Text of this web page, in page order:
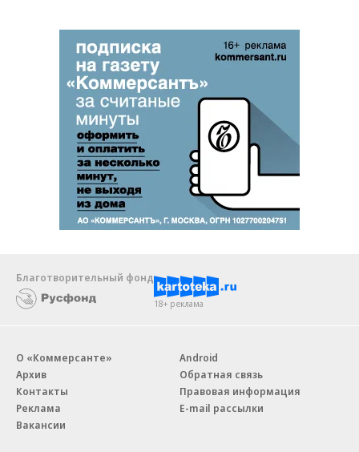
Благотворительный фонд
18+ реклама
О «Коммерсанте»
Архив
Контакты
Реклама
Вакансии
Android
Обратная связь
Правовая информация
E-mail рассылки